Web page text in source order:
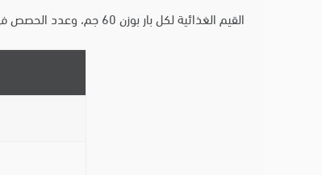
القيم الغذائية لكل بار بوزن 60 جم، وعدد الحصص في العبوة 12 حصة: